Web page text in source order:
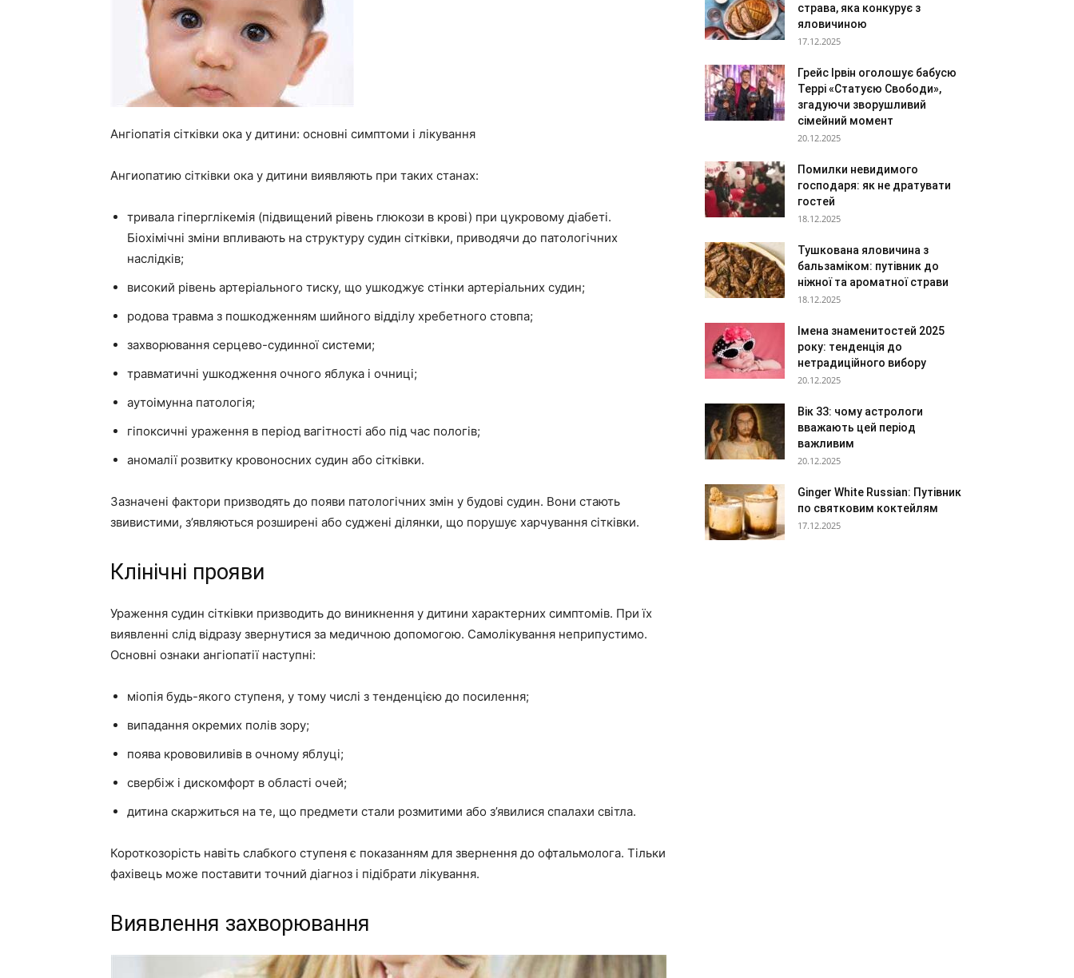
Ангіопатія сітківки ока у дитини: основні симптоми і лікування
Ангиопатию сітківки ока у дитини виявляють при таких станах:
тривала гіперглікемія (підвищений рівень глюкози в крові) при цукровому діабеті.
Біохімічні зміни впливають на структуру судин сітківки, приводячи до патологічних
наслідків;
високий рівень артеріального тиску, що ушкоджує стінки артеріальних судин;
родова травма з пошкодженням шийного відділу хребетного стовпа;
захворювання серцево-судинної системи;
травматичні ушкодження очного яблука і очниці;
аутоімунна патологія;
гіпоксичні ураження в період вагітності або під час пологів;
аномалії розвитку кровоносних судин або сітківки.
Зазначені фактори призводять до появи патологічних змін у будові судин. Вони стають
звивистими, з’являються розширені або суджені ділянки, що порушує харчування сітківки.
Клінічні прояви
Ураження судин сітківки призводить до виникнення у дитини характерних симптомів. При їх
виявленні слід відразу звернутися за медичною допомогою. Самолікування неприпустимо.
Основні ознаки ангіопатії наступні:
міопія будь-якого ступеня, у тому числі з тенденцією до посилення;
випадання окремих полів зору;
поява крововиливів в очному яблуці;
свербіж і дискомфорт в області очей;
дитина скаржиться на те, що предмети стали розмитими або з’явилися спалахи світла.
Короткозорість навіть слабкого ступеня є показанням для звернення до офтальмолога. Тільки
фахівець може поставити точний діагноз і підібрати лікування.
Виявлення захворювання
страва, яка конкурує з
яловичиною
17.12.2025
Грейс Ірвін оголошує бабусю
Террі «Статуєю Свободи»,
згадуючи зворушливий
сімейний момент
20.12.2025
Помилки невидимого
господаря: як не дратувати
гостей
18.12.2025
Тушкована яловичина з
бальзаміком: путівник до
ніжної та ароматної страви
18.12.2025
Імена знаменитостей 2025
року: тенденція до
нетрадиційного вибору
20.12.2025
Вік 33: чому астрологи
вважають цей період
важливим
20.12.2025
Ginger White Russian: Путівник
по святковим коктейлям
17.12.2025